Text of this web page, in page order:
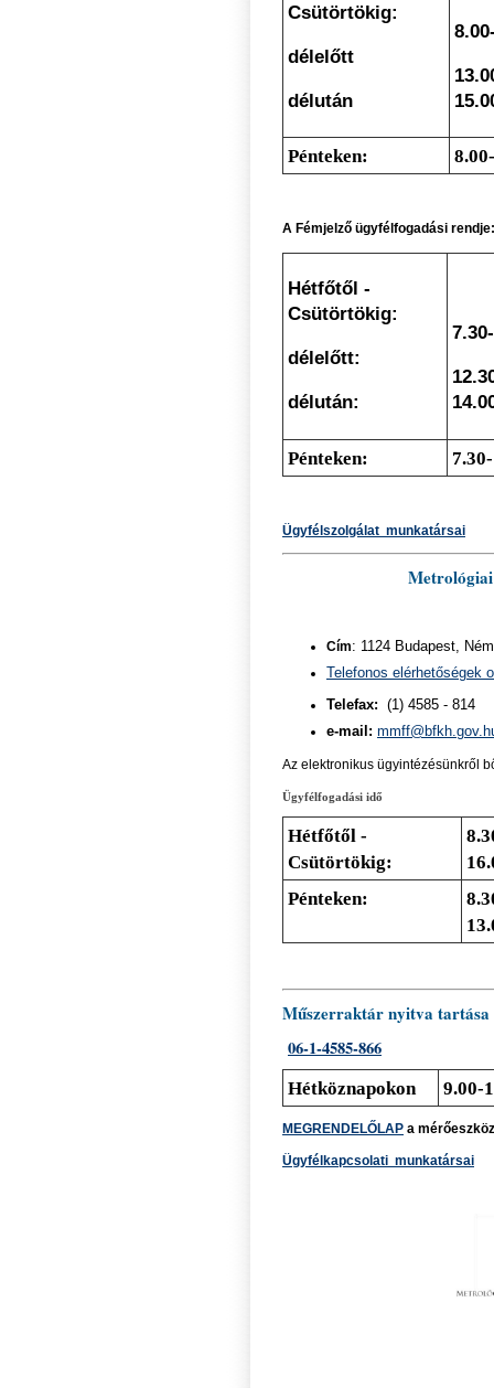
Csütörtökig:
délelőtt
délután
Pénteken:
A Fémjelző ügyfélfogadási rendje:
Hétfőtől -
Csütörtökig:
délelőtt:
délután:
7.3
Pénteken: 7.3
Ügyfélszolgálat munkatársai
Metrológiai
Cím: 1124 Budapest,
Telefonos elérhetőségek
Telefax: (1) 4585 - 814
e-mail:
Az elektronikus ügyintézésünkről
Ügyfélfogadási idő
Hétfőtől -
Csütörtökig:
Pénteken:
Műszerraktár nyitva tartása
06-1-4585-866
Hétköznapokon 9.00-
MEGRENDELŐLAP a
Ügyfélkapcsolati munkatársai